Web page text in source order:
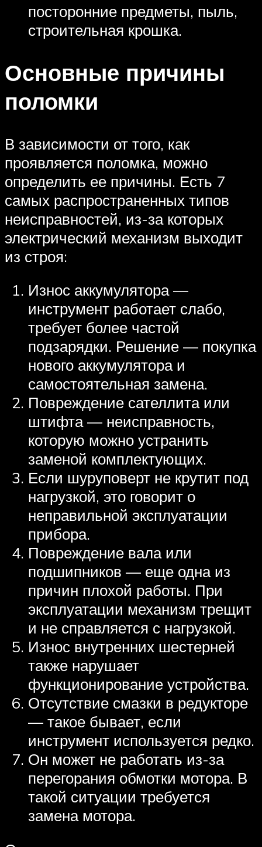
посторонние предметы, пыль,
строительная крошка.
Основные причины
поломки
В зависимости от того, как
проявляется поломка, можно
определить ее причины. Есть 7
самых распространенных типов
неисправностей, из-за которых
электрический механизм выходит
из строя:
Износ аккумулятора —
инструмент работает слабо,
требует более частой
подзарядки. Решение — покупка
нового аккумулятора и
самостоятельная замена.
Повреждение сателлита или
штифта — неисправность,
которую можно устранить
заменой комплектующих.
Если шуруповерт не крутит под
нагрузкой, это говорит о
неправильной эксплуатации
прибора.
Повреждение вала или
подшипников — еще одна из
причин плохой работы. При
эксплуатации механизм трещит
и не справляется с нагрузкой.
Износ внутренних шестерней
также нарушает
функционирование устройства.
Отсутствие смазки в редукторе
— такое бывает, если
инструмент используется редко.
Он может не работать из-за
перегорания обмотки мотора. В
такой ситуации требуется
замена мотора.